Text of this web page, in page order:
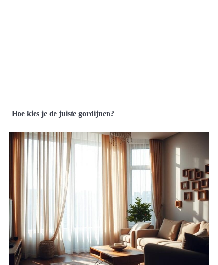
Hoe kies je de juiste gordijnen?